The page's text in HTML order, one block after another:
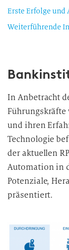
In Anbetracht
Führungskräfte
und ihren
Technologie
der aktuellen
Automation in
Potenziale,
präsentiert.